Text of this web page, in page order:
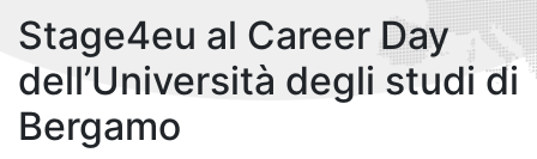
Stage4eu al Career Day
dell’Università degli studi di
Bergamo